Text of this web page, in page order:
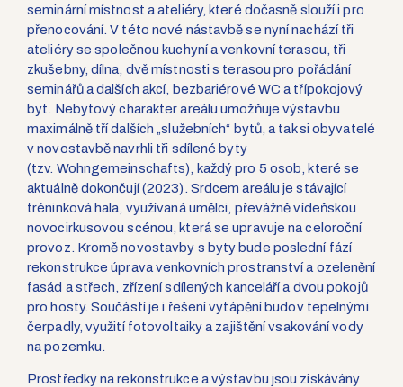
seminární místnost a ateliéry, které dočasně slouží i pro
přenocování. V této nové nástavbě se nyní nachází tři
ateliéry se společnou kuchyní a venkovní terasou, tři
zkušebny, dílna, dvě místnosti s terasou pro pořádání
seminářů a dalších akcí, bezbariérové WC a třípokojový
byt. Nebytový charakter areálu umožňuje výstavbu
maximálně tří dalších „služebních“ bytů, a tak si obyvatelé
v novostavbě navrhli tři sdílené byty
(tzv. Wohngemeinschafts), každý pro 5 osob, které se
aktuálně dokončují (2023). Srdcem areálu je stávající
tréninková hala, využívaná umělci, převážně vídeňskou
novocirkusovou scénou, která se upravuje na celoroční
provoz. Kromě novostavby s byty bude poslední fází
rekonstrukce úprava venkovních prostranství a ozelenění
fasád a střech, zřízení sdílených kanceláří a dvou pokojů
pro hosty. Součástí je i řešení vytápění budov tepelnými
čerpadly, využití fotovoltaiky a zajištění vsakování vody
na pozemku.
Prostředky na rekonstrukce a výstavbu jsou získávány